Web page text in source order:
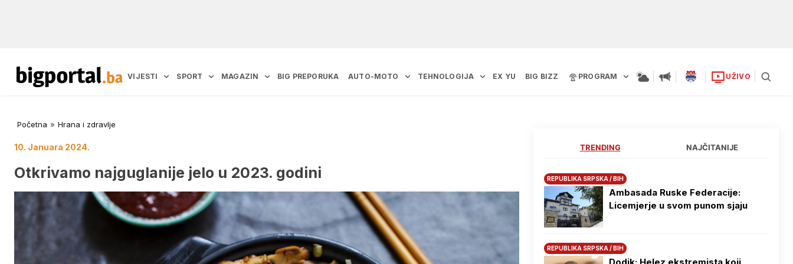
VIJESTI SPORT MAGAZIN BIG PREPORUKA AUTO-MOTO TEHNOLOGIJA EX YU BIG BIZZ PROGRAM UŽIVO
Početna » Hrana i zdravlje
10. Januara 2024.
Otkrivamo najguglanije jelo u 2023. godini
TRENDING NAJČITANIJE
REPUBLIKA SRPSKA / BIH
Ambasada Ruske Federacije:
Licemjerje u svom punom sjaju
REPUBLIKA SRPSKA / BIH